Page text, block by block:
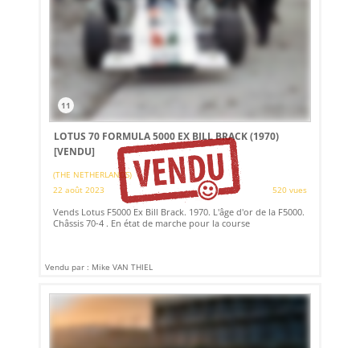
11
LOTUS 70 FORMULA 5000 EX BILL BRACK (1970)
[VENDU]
(THE NETHERLANDS)
22 août 2023
520 vues
Vends Lotus F5000 Ex Bill Brack. 1970. L'âge d'or de la F5000.
Châssis 70-4 . En état de marche pour la course
Vendu par : Mike VAN THIEL